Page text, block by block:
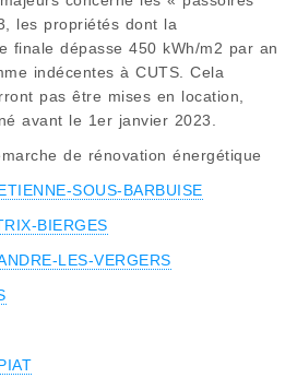
les propriétés dont la
finale dépasse 450 kWh/m2 par an
indécentes à CUTS. Cela
pas être mises en location,
avant le 1er janvier 2023.
de rénovation énergétique
SOUS-BARBUISE
BIERGES
LES-VERGERS